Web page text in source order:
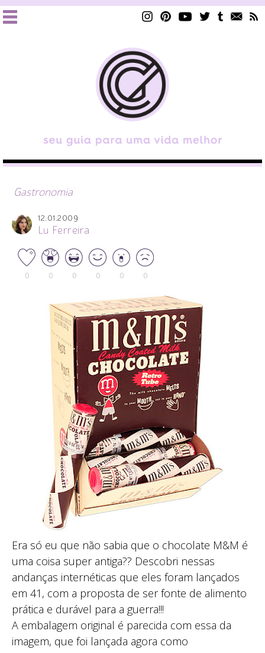
Gastronomia
12.01.2009
Lu Ferreira
0 0 0 0 0 0
Era só eu que não sabia que o chocolate M&M é
uma coisa super antiga?? Descobri nessas
andanças internéticas que eles foram lançados
em 41, com a proposta de ser fonte de alimento
prática e durável para a guerra!!!
A embalagem original é parecida com essa da
imagem, que foi lançada agora como